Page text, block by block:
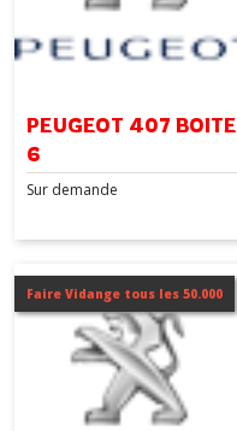
PEUGEOT 407 BOITE
6
Sur demande
Faire Vidange tous les 50.000
Afficher
les